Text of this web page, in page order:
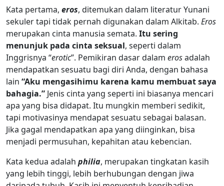
Kata pertama, eros, ditemukan dalam literatur Yunani
sekuler tapi tidak pernah digunakan dalam Alkitab. Eros
merupakan cinta manusia semata. Itu sering
menunjuk pada cinta seksual, seperti dalam
Inggrisnya “erotic”. Pemikiran dasar dalam erosadalah
mendapatkan sesuatu bagi diri Anda, dengan bahasa
lain “Aku mengasihimu karena kamu membuat saya
bahagia.” Jenis cinta yang seperti ini biasanya mencari
apa yang bisa didapat. Itu mungkin memberi sedikit,
tapi motivasinya mendapat sesuatu sebagai balasan.
Jika gagal mendapatkan apa yang diinginkan, bisa
menjadi permusuhan, kepahitan atau kebencian.
Kata kedua adalah philia, merupakan tingkatan kasih
yang lebih tinggi, lebih berhubungan dengan jiwa